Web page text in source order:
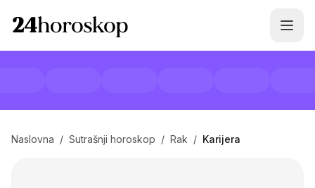
Naslovna / Sutrašnji horoskop / Rak / Karijera